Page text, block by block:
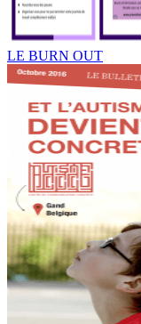
LE BURN OUT